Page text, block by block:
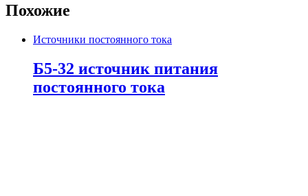
Похожие
Источники постоянного тока
Б5-32 источник питания
постоянного тока